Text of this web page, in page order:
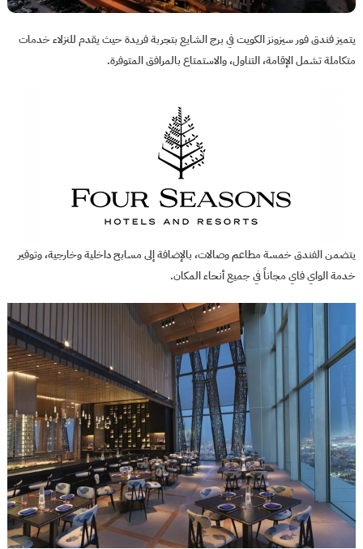
يتميز فندق فور سيزونز الكويت في برج الشايع بتجربة فريدة حيث يقدم للنزلاء خدمات
متكاملة تشمل الإقامة، التناول، والاستمتاع بالمرافق المتوفرة.
يتضمن الفندق خمسة مطاعم وصالات، بالإضافة إلى مسابح داخلية وخارجية، وتوفير
خدمة الواي فاي مجاناً في جميع أنحاء المكان.